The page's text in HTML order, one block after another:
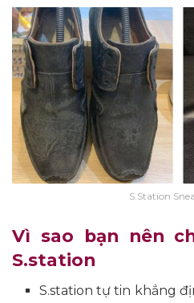
S.Station
Vì sao bạn nên
S.station
S.station tự tin khẳng